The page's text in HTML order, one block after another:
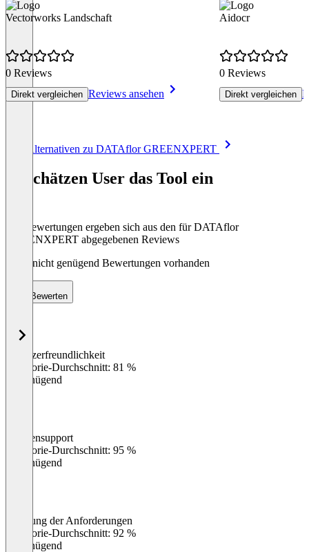
Vectorworks Landschaft
0 Reviews
Direkt vergleichen Reviews ansehen
Aidocr
0 Reviews
Direkt vergleichen
Alle Alternativen zu DATAflor GREENXPERT
So schätzen User das Tool ein
Die Bewertungen ergeben sich aus den für DATAflor
GREENXPERT abgegebenen Reviews
Noch nicht genügend Bewertungen vorhanden
Bewerten
Benutzerfreundlichkeit
Kategorie-Durchschnitt: 81 %
Ungenügend
Kundensupport
Kategorie-Durchschnitt: 95 %
Ungenügend
Erfüllung der Anforderungen
Kategorie-Durchschnitt: 92 %
Ungenügend